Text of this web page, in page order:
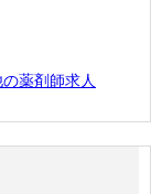
薬剤師求人